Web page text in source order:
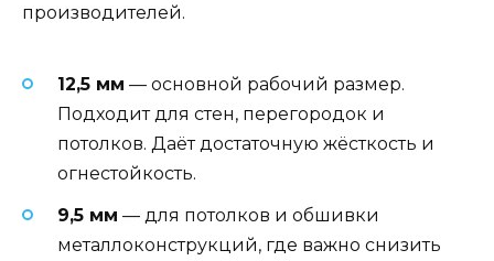
производителей.
12,5 мм — основной рабочий размер.
Подходит для стен, перегородок и
потолков. Даёт достаточную жёсткость и
огнестойкость.
9,5 мм — для потолков и обшивки
металлоконструкций, где важно снизить